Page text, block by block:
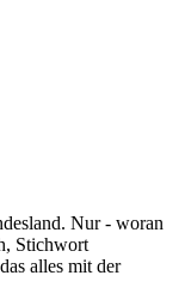
Nur - woran
Stichwort
alles mit der